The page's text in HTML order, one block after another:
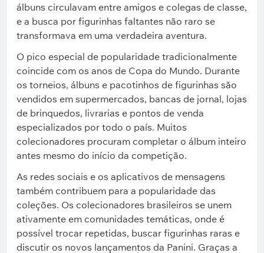
álbuns circulavam entre amigos e colegas de classe,
e a busca por figurinhas faltantes não raro se
transformava em uma verdadeira aventura.
O pico especial de popularidade tradicionalmente
coincide com os anos de Copa do Mundo. Durante
os torneios, álbuns e pacotinhos de figurinhas são
vendidos em supermercados, bancas de jornal, lojas
de brinquedos, livrarias e pontos de venda
especializados por todo o país. Muitos
colecionadores procuram completar o álbum inteiro
antes mesmo do início da competição.
As redes sociais e os aplicativos de mensagens
também contribuem para a popularidade das
coleções. Os colecionadores brasileiros se unem
ativamente em comunidades temáticas, onde é
possível trocar repetidas, buscar figurinhas raras e
discutir os novos lançamentos da Panini. Graças a